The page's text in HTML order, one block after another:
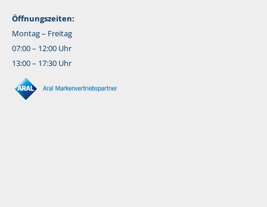
Öffnungszeiten:
Montag – Freitag
07:00 – 12:00 Uhr
13:00 – 17:30 Uhr